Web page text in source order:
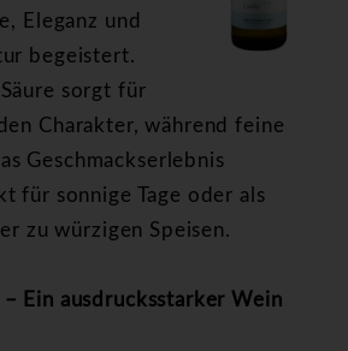
Eleganz und
begeistert.
sorgt für
Charakter, während feine
Geschmackserlebnis
für sonnige Tage oder als
zu würzigen Speisen.
– Ein ausdrucksstarker Wein